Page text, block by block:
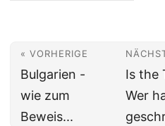
« VORHERIGE
Bulgarien -
wie zum
Beweis...
Is the
Wer